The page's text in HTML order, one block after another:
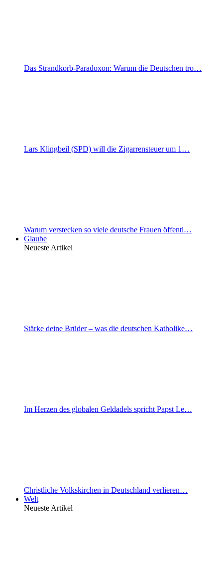
Das Strandkorb-Paradoxon: Warum die Deutschen tro…
Lars Klingbeil (SPD) will die Zigarrensteuer um 1…
Warum verstecken so viele deutsche Frauen öffentl…
Glaube
Neueste Artikel
Stärke deine Brüder – was die deutschen Katholike…
Im Herzen des globalen Geldadels spricht Papst Le…
Christliche Volkskirchen in Deutschland verlieren…
Welt
Neueste Artikel